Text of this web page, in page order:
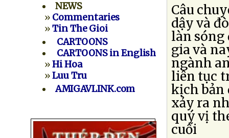
NEWS
» Commentaries
»Tin The Gioi
CARTOONS
CARTOONS in English
»Hi Hoa
»Luu Tru
AMIGAVLINK.com
Câu
dậy và
làn sóng
gia và
ngành
liên tục
kịch bản
xảy ra
quý vị
cuối